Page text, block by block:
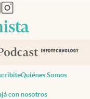
pestañapestaña
en nueva pestaña
abre en nueva pestaña
abre en nueva pestaña
Quiénes Somos
con nosotros